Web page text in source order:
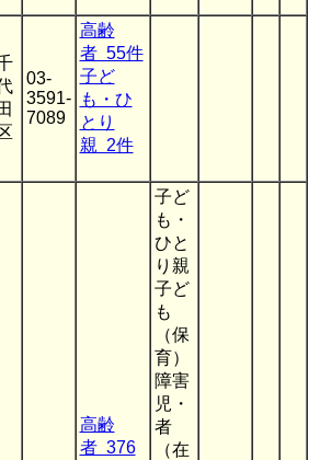
03-
3591-
7089
高齢
者 55件
子ど
も・ひ
とり
親 2件
高齢
者 376
子ど
も・
ひと
り親
子ど
も
（保
育）
障害
児・
者
（在